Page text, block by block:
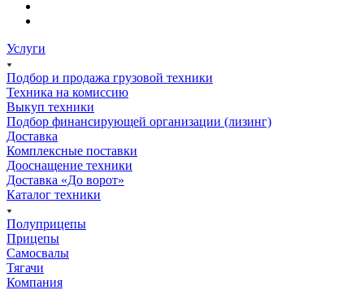
Услуги
Подбор и продажа грузовой техники
Техника на комиссию
Выкуп техники
Подбор финансирующей организации (лизинг)
Доставка
Комплексные поставки
Дооснащение техники
Доставка «До ворот»
Каталог техники
Полуприцепы
Прицепы
Самосвалы
Тягачи
Компания